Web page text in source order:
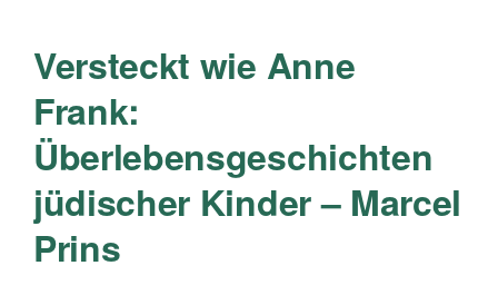
Versteckt wie Anne
Frank:
Überlebensgeschichten
jüdischer Kinder – Marcel
Prins